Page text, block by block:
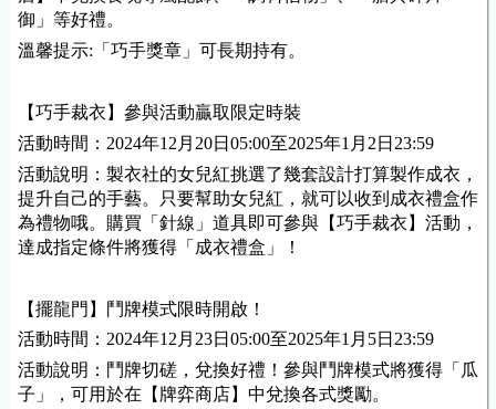
御」等好禮。
溫馨提示:「巧手獎章」可長期持有。
【巧手裁衣】參與活動贏取限定時裝
活動時間： 2024年12 月 20日05:00至2025年1 月 2 日 23:59
活動說明：製衣社的女兒紅挑選了幾套設計打算製作成衣，
提升自己的手藝。只要幫助女兒紅，就可以收到成衣禮盒作
為禮物哦。購買「針線」道具即可參與【巧手裁衣】活動，
達成指定條件將獲得「成衣禮盒」！
【擺龍門】鬥牌模式限時開啟！
活動時間：2024年12月23日05:00至2025年1月5日23:59
活動說明：鬥牌切磋，兌換好禮！參與鬥牌模式將獲得「瓜
子」，可用於在【牌弈商店】中兌換各式獎勵。